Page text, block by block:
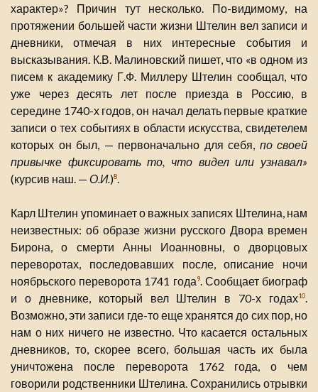
характер»? Причин тут несколько. По-видимому, на
протяжении большей части жизни Штелин вел записи и
дневники, отмечая в них интересные события и
высказывания. К.В. Малиновский пишет, что «в одном из
писем к академику Г.Ф. Миллеру Штелин сообщал, что
уже через десять лет после приезда в Россию, в
середине 1740-х годов, он начал делать первые краткие
записи о тех событиях в области искусства, свидетелем
которых он был, — первоначально для себя, по своей
привычке фиксировать то, что видел или узнавал»
(курсив наш. — О.И.)8
Карл Штелин упоминает о важных записях Штелина, нам
неизвестных: об образе жизни русского Двора времен
Бирона, о смерти Анны Иоанновны, о дворцовых
переворотах, последовавших после, описание ночи
ноябрьского переворота 1741 года9. Сообщает биограф
и о дневнике, который вел Штелин в 70-х годах10
Возможно, эти записи где-то еще хранятся до сих пор, но
нам о них ничего не известно. Что касается остальных
дневников, то, скорее всего, большая часть их была
уничтожена после переворота 1762 года, о чем
говорили родственники Штелина. Сохранились отрывки